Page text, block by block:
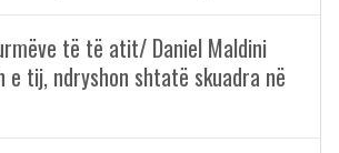
të të atit/ Daniel Maldini
e tij, ndryshon shtatë skuadra në